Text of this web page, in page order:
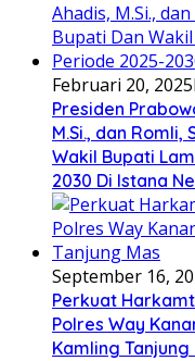
Februari 20, 2025
Presiden
M.Si., dan Romli,
Wakil Bupati
2030 Di Istana
September 16,
Perkuat
Polres Way
Kamling Tanjung